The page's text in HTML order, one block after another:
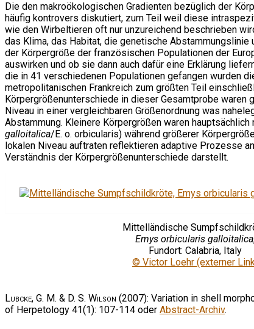
Die den makroökologischen Gradienten bezüglich der
häufig kontrovers diskutiert, zum Teil weil diese
wie den Wirbeltieren oft nur unzureichend beschrieben
das Klima, das Habitat, die genetische
der Körpergröße der französischen Populationen der
auswirken und ob sie dann auch dafür eine Erklärung
die in 41 verschiedenen Populationen gefangen wurden
metropolitanischen Frankreich zum größten Teil
Körpergrößenunterschiede in dieser Gesamtprobe
Niveau in einer vergleichbaren Größenordnung was
Abstammung. Kleinere Körpergrößen waren
galloitalica/E. o. orbicularis) während größerer
lokalen Niveau auftraten reflektieren adaptive Prozesse
Verständnis der Körpergrößenunterschiede darstellt.
Mittelländische
Emys orbicularis galloitalica
Fundort: Calabria, Italy
© Victor Loehr (externer
Lubcke, G. M. & D. S. Wilson (2007): Variation in shell
of Herpetology 41(1): 107-114 oder Abstract-Archiv.